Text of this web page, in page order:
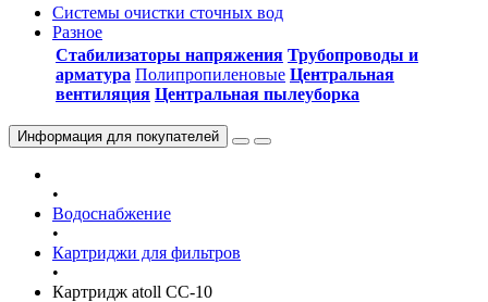
Системы очистки сточных вод
Разное
Стабилизаторы напряжения Трубопроводы и
арматура Полипропиленовые Центральная
вентиляция Центральная пылеуборка
Информация для покупателей
•
Водоснабжение
•
Картриджи для фильтров
•
Картридж atoll CC-10